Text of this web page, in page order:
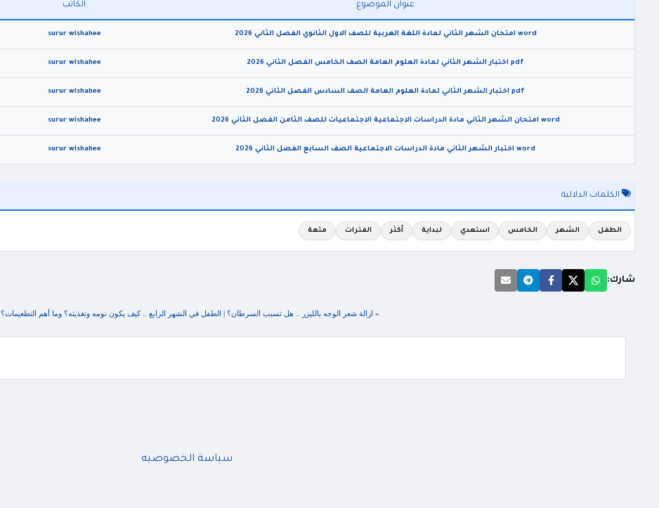
عنوان الموضوع الكاتب
word امتحان الشهر الثاني لمادة اللغة العربية للصف الاول الثانوي الفصل الثاني 2026 surur wishahee
pdf اختبار الشهر الثاني لمادة العلوم العامة الصف الخامس الفصل الثاني 2026 surur wishahee
pdf اختبار الشهر الثاني لمادة العلوم العامة الصف السادس الفصل الثاني 2026 surur wishahee
word امتحان الشهر الثاني مادة الدراسات الاجتماعية الاجتماعيات للصف الثامن الفصل الثاني 2026 surur wishahee
word اختبار الشهر الثاني مادة الدراسات الاجتماعية الصف السابع الفصل الثاني 2026 surur wishahee
الكلمات الدلالية
الطفل الشهر الخامس استعدي لبداية أكثر الفترات متعة
شارك:
« ازالة شعر الوجه بالليزر .. هل تسبب السرطان؟ | الطفل في الشهر الرابع .. كيف يكون نومه وتغذيته؟ وما أهم التطعيمات؟
سياسة الخصوصيه